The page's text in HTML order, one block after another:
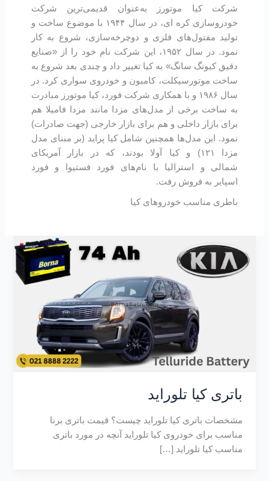
شرکت کیا موتورز به‌عنوان قدیمی‌ترین شرکت
خودروسازی کره ای، در سال ۱۹۴۴ با موضوع ساخت و
تولید مفتول‌های فلزی و دوچرخه‌سازی، شروع به کار
نمود. در سال ۱۹۵۲، این شرکت نام خود را از «صنایع
دقیق کیونگ سانگ» به کیا تغییر داد و چندی بعد شروع به
ساخت موتورسیکلت، کامیون و خودروی سواری کرد. در
سال ۱۹۸۶ و با همکاری شرکت فورد، کیا موتورز مبادرت
به ساخت برخی از مدل‌های مزدا مانند مزدا فامیلا هم
برای بازار داخلی و هم برای بازار خارجی (جهت صادرات)
نمود. این مدل‌ها همچنین شامل کیا پراید (بر مبنای مدل
مزدا ۱۲۱) و کیا آولا بودند، که در بازار آمریکای
شمالی و استرالیا با نام‌های فورد فستیوا و فورد
اسپایر به فروش رفت.
باطری مناسب خودروهای کیا
باتری کیا تلوراید
مشخصات باتری کیا تلوراید چیست؟ قیمت باتری برنا
مناسب برای خودروی کیا تلوراید آنچه در مورد باتری
مناسب کیا تلوراید […]